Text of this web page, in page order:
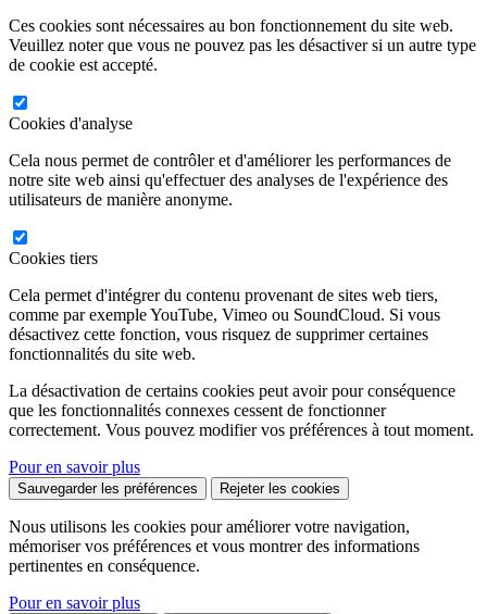
Ces cookies sont nécessaires au bon fonctionnement du site web.
Veuillez noter que vous ne pouvez pas les désactiver si un autre type
de cookie est accepté.
Cookies d'analyse
Cela nous permet de contrôler et d'améliorer les performances de
notre site web ainsi qu'effectuer des analyses de l'expérience des
utilisateurs de manière anonyme.
Cookies tiers
Cela permet d'intégrer du contenu provenant de sites web tiers,
comme par exemple YouTube, Vimeo ou SoundCloud. Si vous
désactivez cette fonction, vous risquez de supprimer certaines
fonctionnalités du site web.
La désactivation de certains cookies peut avoir pour conséquence
que les fonctionnalités connexes cessent de fonctionner
correctement. Vous pouvez modifier vos préférences à tout moment.
Pour en savoir plus
Sauvegarder les préférences Rejeter les cookies
Nous utilisons les cookies pour améliorer votre navigation,
mémoriser vos préférences et vous montrer des informations
pertinentes en conséquence.
Pour en savoir plus